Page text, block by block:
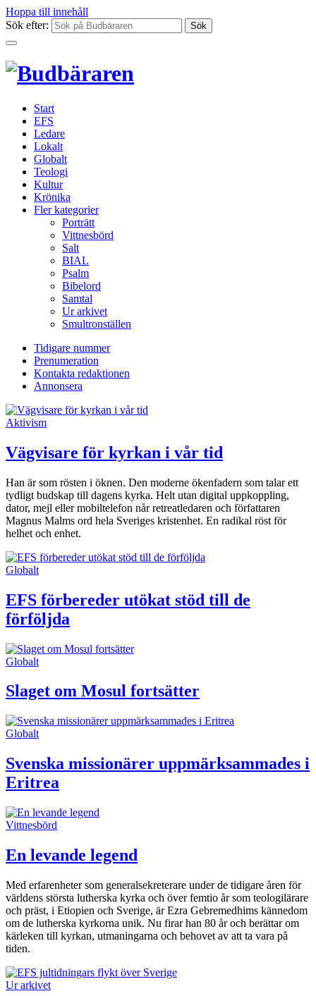
Hoppa till innehåll
Sök efter:
Start
EFS
Ledare
Lokalt
Globalt
Teologi
Kultur
Krönika
Fler kategorier
Porträtt
Vittnesbörd
Salt
BIAL
Psalm
Bibelord
Samtal
Ur arkivet
Smultronställen
Tidigare nummer
Prenumeration
Kontakta redaktionen
Annonsera
Aktivism
Vägvisare för kyrkan i vår tid
Han är som rösten i öknen. Den moderne ökenfadern som talar ett
tydligt budskap till dagens kyrka. Helt utan digital uppkoppling,
dator, mejl eller mobiltelefon når retreatledaren och författaren
Magnus Malms ord hela Sveriges kristenhet. En radikal röst för
helhet och enhet.
Globalt
EFS förbereder utökat stöd till de
förföljda
Globalt
Slaget om Mosul fortsätter
Globalt
Svenska missionärer upp­märk­sam­mades i
Eritrea
Vittnesbörd
En levande legend
Med erfarenheter som generalsekreterare under de tidigare åren för
världens största lutherska kyrka och över femtio år som teologilärare
och präst, i Etiopien och Sverige, är Ezra Gebremedhims kännedom
om de lutherska kyrkorna unik. Nu firar han 80 år och berättar om
kärleken till kyrkan, utmaningarna och behovet av att ta vara på
tiden.
Ur arkivet